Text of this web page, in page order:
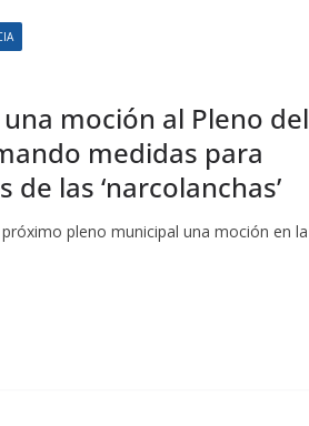
moción al Pleno del
medidas para
las ‘narcolanchas’
pleno municipal una moción en la